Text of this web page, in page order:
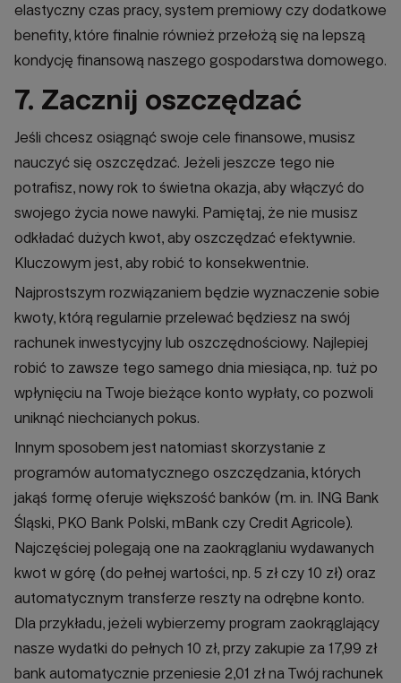
elastyczny czas pracy, system premiowy czy dodatkowe
benefity, które finalnie również przełożą się na lepszą
kondycję finansową naszego gospodarstwa domowego.
7. Zacznij oszczędzać
Jeśli chcesz osiągnąć swoje cele finansowe, musisz
nauczyć się oszczędzać. Jeżeli jeszcze tego nie
potrafisz, nowy rok to świetna okazja, aby włączyć do
swojego życia nowe nawyki. Pamiętaj, że nie musisz
odkładać dużych kwot, aby oszczędzać efektywnie.
Kluczowym jest, aby robić to konsekwentnie.
Najprostszym rozwiązaniem będzie wyznaczenie sobie
kwoty, którą regularnie przelewać będziesz na swój
rachunek inwestycyjny lub oszczędnościowy. Najlepiej
robić to zawsze tego samego dnia miesiąca, np. tuż po
wpłynięciu na Twoje bieżące konto wypłaty, co pozwoli
uniknąć niechcianych pokus.
Innym sposobem jest natomiast skorzystanie z
programów automatycznego oszczędzania, których
jakąś formę oferuje większość banków (m. in. ING Bank
Śląski, PKO Bank Polski, mBank czy Credit Agricole).
Najczęściej polegają one na zaokrąglaniu wydawanych
kwot w górę (do pełnej wartości, np. 5 zł czy 10 zł) oraz
automatycznym transferze reszty na odrębne konto.
Dla przykładu, jeżeli wybierzemy program zaokrąglający
nasze wydatki do pełnych 10 zł, przy zakupie za 17,99 zł
bank automatycznie przeniesie 2,01 zł na Twój rachunek